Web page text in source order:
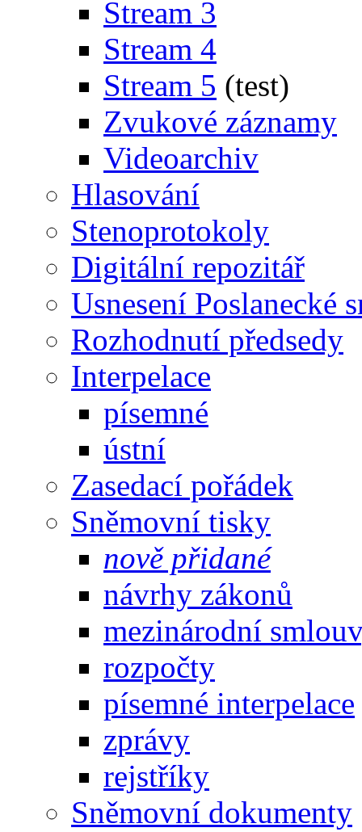
Stream 3
Stream 4
Stream 5 (test)
Zvukové záznamy
Videoarchiv
Hlasování
Stenoprotokoly
Digitální repozitář
Usnesení Poslanecké
Rozhodnutí předsedy
Interpelace
písemné
ústní
Zasedací pořádek
Sněmovní tisky
nově přidané
návrhy zákonů
mezinárodní
rozpočty
písemné interpelace
zprávy
rejstříky
Sněmovní dokumenty